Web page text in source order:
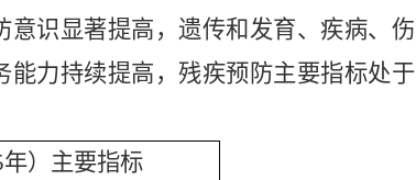
识显著提高，遗传和发育、疾病、伤
力持续提高，残疾预防主要指标处于
）主要指标